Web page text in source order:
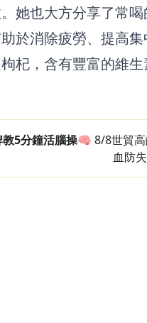
她也大方分享了常
於消除疲勞、提高
杞，含有豐富的維
5分鐘活腦操🧠 8/8世貿高
血防